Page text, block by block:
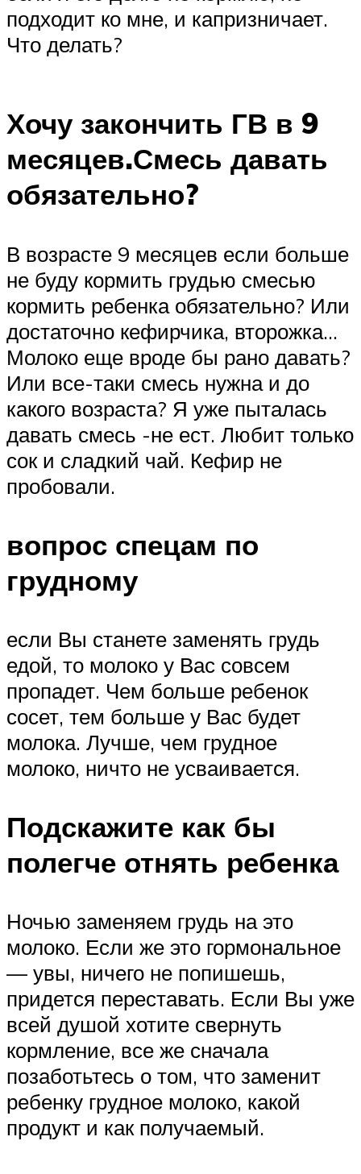
подходит ко мне, и капризничает.
Что делать?
Хочу закончить ГВ в 9
месяцев.Смесь давать
обязательно?
В возрасте 9 месяцев если больше
не буду кормить грудью смесью
кормить ребенка обязательно? Или
достаточно кефирчика, второжка…
Молоко еще вроде бы рано давать?
Или все-таки смесь нужна и до
какого возраста? Я уже пыталась
давать смесь -не ест. Любит только
сок и сладкий чай. Кефир не
пробовали.
вопрос спецам по
грудному
если Вы станете заменять грудь
едой, то молоко у Вас совсем
пропадет. Чем больше ребенок
сосет, тем больше у Вас будет
молока. Лучше, чем грудное
молоко, ничто не усваивается.
Подскажите как бы
полегче отнять ребенка
Ночью заменяем грудь на это
молоко. Если же это гормональное
— увы, ничего не попишешь,
придется переставать. Если Вы уже
всей душой хотите свернуть
кормление, все же сначала
позаботьтесь о том, что заменит
ребенку грудное молоко, какой
продукт и как получаемый.